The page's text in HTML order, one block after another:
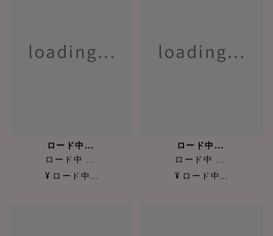
ロード中...
ロード中 ...
¥ ロード中...
ロード中...
ロード中 ...
¥ ロード中...